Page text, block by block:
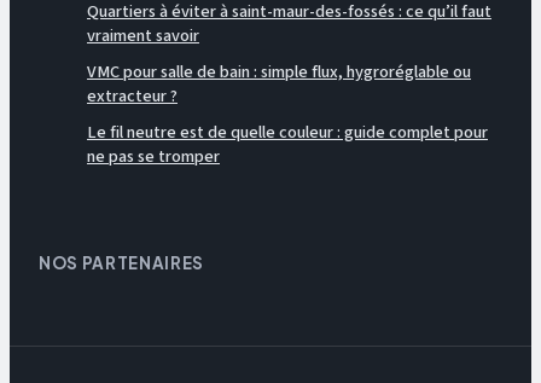
Quartiers à éviter à saint-maur-des-fossés : ce qu’il faut
vraiment savoir
VMC pour salle de bain : simple flux, hygroréglable ou
extracteur ?
Le fil neutre est de quelle couleur : guide complet pour
ne pas se tromper
NOS PARTENAIRES